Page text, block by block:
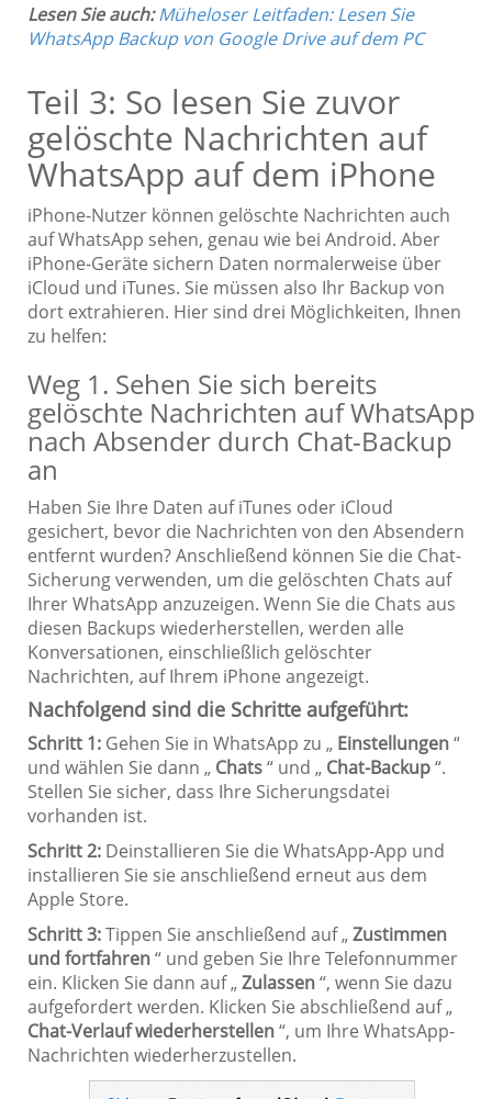
Lesen Sie auch: Müheloser Leitfaden: Lesen Sie
WhatsApp Backup von Google Drive auf dem PC
Teil 3: So lesen Sie zuvor
gelöschte Nachrichten auf
WhatsApp auf dem iPhone
iPhone-Nutzer können gelöschte Nachrichten auch
auf WhatsApp sehen, genau wie bei Android. Aber
iPhone-Geräte sichern Daten normalerweise über
iCloud und iTunes. Sie müssen also Ihr Backup von
dort extrahieren. Hier sind drei Möglichkeiten, Ihnen
zu helfen:
Weg 1. Sehen Sie sich bereits
gelöschte Nachrichten auf WhatsApp
nach Absender durch Chat-Backup
an
Haben Sie Ihre Daten auf iTunes oder iCloud
gesichert, bevor die Nachrichten von den Absendern
entfernt wurden? Anschließend können Sie die Chat-
Sicherung verwenden, um die gelöschten Chats auf
Ihrer WhatsApp anzuzeigen. Wenn Sie die Chats aus
diesen Backups wiederherstellen, werden alle
Konversationen, einschließlich gelöschter
Nachrichten, auf Ihrem iPhone angezeigt.
Nachfolgend sind die Schritte aufgeführt:
Schritt 1: Gehen Sie in WhatsApp zu „ Einstellungen“
und wählen Sie dann „ Chats“ und „ Chat-Backup“.
Stellen Sie sicher, dass Ihre Sicherungsdatei
vorhanden ist.
Schritt 2: Deinstallieren Sie die WhatsApp-App und
installieren Sie sie anschließend erneut aus dem
Apple Store.
Schritt 3:Tippen Sie anschließend auf „Zustimmen
und fortfahren“ und geben Sie Ihre Telefonnummer
ein. Klicken Sie dann auf „Zulassen“, wenn Sie dazu
aufgefordert werden. Klicken Sie abschließend auf „
Chat-Verlauf wiederherstellen“, um Ihre WhatsApp-
Nachrichten wiederherzustellen.